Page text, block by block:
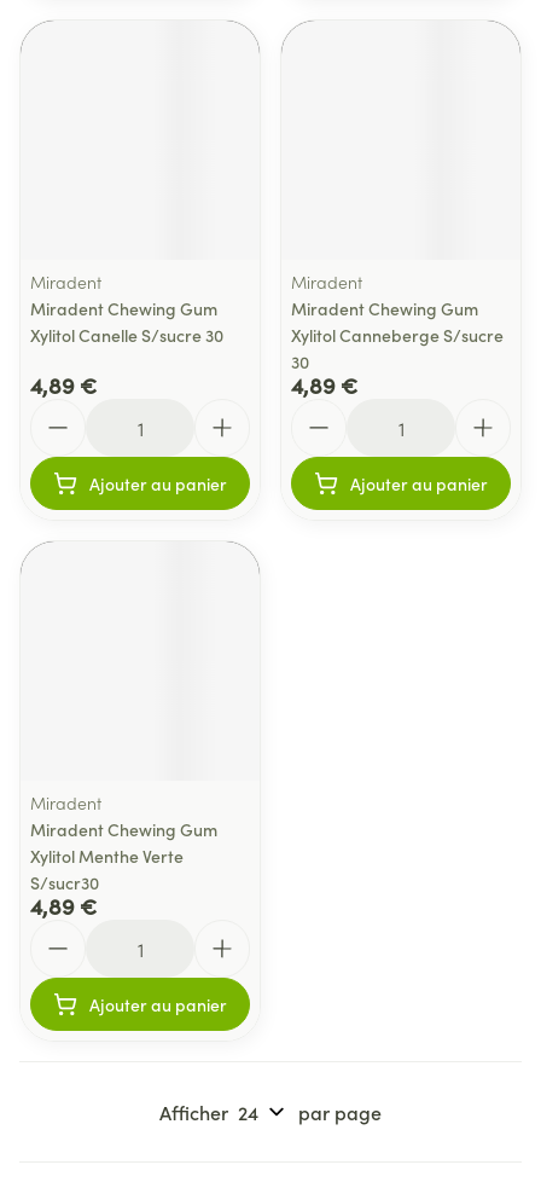
Miradent
Miradent Chewing Gum
Xylitol Canelle S/sucre 30
4,89 €
Ajouter au panier
Miradent
Miradent Chewing Gum
Xylitol Canneberge S/sucre
30
4,89 €
Ajouter au panier
Miradent
Miradent Chewing Gum
Xylitol Menthe Verte
S/sucr30
4,89 €
Ajouter au panier
Afficher par page